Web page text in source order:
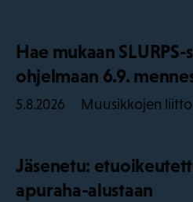
Hae mukaan
ohjelmaan 6.9.
5.8.2026 Muusikkojen liitto
Jäsenetu:
apuraha-alustaan